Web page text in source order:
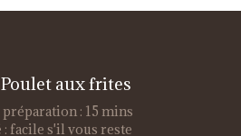
aux frites
: 15 mins
facile s'il vous reste